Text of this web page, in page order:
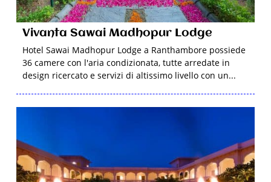
Vivanta Sawai Madhopur Lodge
Hotel Sawai Madhopur Lodge a Ranthambore possiede
36 camere con l'aria condizionata, tutte arredate in
design ricercato e servizi di altissimo livello con un...